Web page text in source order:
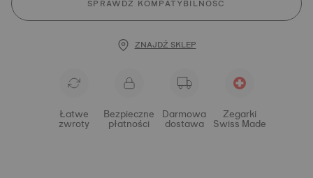
SPRAWDŹ KOMPATYBILNOŚĆ
ZNAJDŹ SKLEP
Łatwe
zwroty
Bezpieczne
płatności
Darmowa
dostawa
Zegarki
Swiss Made